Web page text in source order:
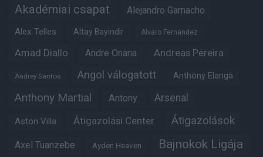
Akadémiai csapat Alejandro Garnacho
Alex Telles Altay Bayindir Alvaro Fernandez
Amad Diallo Andre Onana Andreas Pereira
Andrey Santos Angol válogatott Anthony Elanga
Anthony Martial Antony Arsenal
Aston Villa Átigazolási Center Átigazolások
Axel Tuanzebe Ayden Heaven Bajnokok Ligája